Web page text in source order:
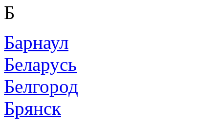
Б
Барнаул
Беларусь
Белгород
Брянск